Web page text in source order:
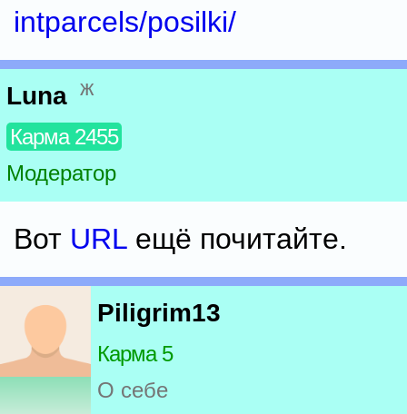
intparcels/posilki/
Luna ж
Карма 2455
Модератор
Вот URL ещё почитайте.
Piligrim13
Карма 5
О себе